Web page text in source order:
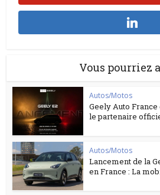
Vous pourriez
Autos/Motos
Geely Auto
le partenaire
Autos/Motos
Lancement de la
en France : La